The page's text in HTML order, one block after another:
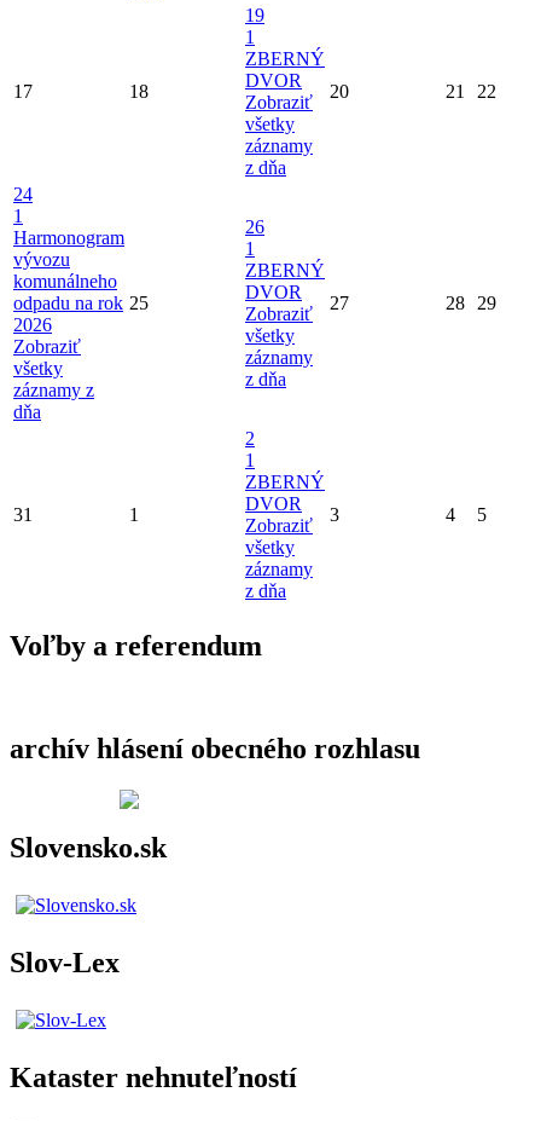
17 18
19
1
ZBERNÝ
DVOR
Zobraziť
všetky
záznamy
z dňa
20 21 22
24
1
Harmonogram
vývozu
komunálneho
odpadu na rok
2026
Zobraziť
všetky
záznamy z
dňa
25
26
1
ZBERNÝ
DVOR
Zobraziť
všetky
záznamy
z dňa
27 28 29
31 1
2
1
ZBERNÝ
DVOR
Zobraziť
všetky
záznamy
z dňa
3 4 5
Voľby a referendum
archív hlásení obecného rozhlasu
Slovensko.sk
Slov-Lex
Kataster nehnuteľností